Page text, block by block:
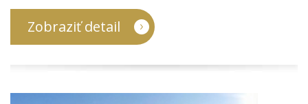
Zobraziť detail